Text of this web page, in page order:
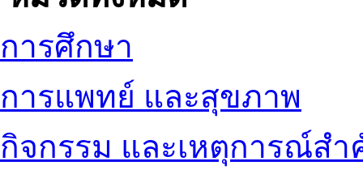
การศึกษา
การแพทย์ และสุขภาพ
กิจกรรม และเหตุการณ์ส